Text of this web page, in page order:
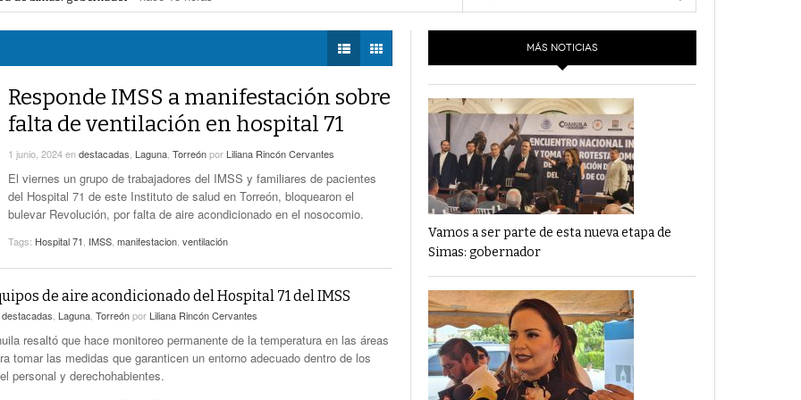
Avance De 33 Por Ciento - hace 17 horas -
No Hubo Daños A Obras Del Sistema Vial
Abastos- Independencia Por Las Lluvias
Coparmex Laguna Se Reunirá Con CFE La
Próxima Semana - hace 18 horas -
TWEETS AND
ESTÉREO GALLITO
Financiamiento’ Por PC29
‘La Laguna: Bomba De Tiempo Por Falta De
Planeación’ Por PC29- 17 mayo, 2021
‘Las Corrupciones, Sus Formas Y Efectos’ Por
PC29- 7 mayo, 2021
van por red para comunidades rurales- hace 15 horas -
ciudadano a 50 jueces en 2028- hace 15 horas -
cámaras captan a responsables
regulación de lotes baldíos- hace 15 horas -
Responde IMSS a manifestación sobre
falta de ventilación en hospital 71
1 junio, 2024endestacadas Laguna Torreónpor Liliana Rincón Cervantes
El viernes un grupo de trabajadores del IMSS y familiares de pacientes
del Hospital 71 de este Instituto de salud en Torreón, bloquearon el
bulevar Revolución, por falta de aire acondicionado en el nosocomio.
Tags: Hospital 71 IMSS manifestacion ventilación
de aire acondicionado del Hospital 71 del IMSS
destacadas Laguna Torreónpor Liliana Rincón Cervantes
resaltó que hace monitoreo permanente de la temperatura en las áreas
tomar las medidas que garanticen un entorno adecuado dentro de los
personal y derechohabientes.
MÁS NOTICIAS
Vamos a ser parte de esta nueva etapa de
Simas: gobernador